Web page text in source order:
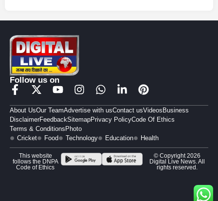
Follow us on
About UsOur TeamAdvertise with usContact usVideos Business
DisclaimerFeedbackSitemapPrivacy PolicyCode Of Ethics
Terms & Conditions Photo
Cricket
Food Technology Education Health
This website
follows the DNPA
Code of Ethics
© Copyright 2026
Digital Live News. All
rights reserved.